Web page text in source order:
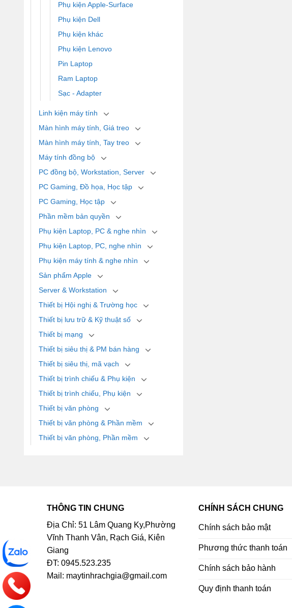
Phụ kiện Apple-Surface
Phụ kiện Dell
Phụ kiện khác
Phụ kiện Lenovo
Pin Laptop
Ram Laptop
Sạc - Adapter
Linh kiện máy tính
Màn hình máy tính, Giá treo
Màn hình máy tính, Tay treo
Máy tính đồng bộ
PC đồng bộ, Workstation, Server
PC Gaming, Đồ họa, Học tập
PC Gaming, Học tập
Phần mềm bản quyền
Phụ kiện Laptop, PC & nghe nhìn
Phụ kiện Laptop, PC, nghe nhìn
Phụ kiện máy tính & nghe nhìn
Sản phẩm Apple
Server & Workstation
Thiết bị Hội nghị & Trường học
Thiết bị lưu trữ & Kỹ thuật số
Thiết bị mạng
Thiết bị siêu thị & PM bán hàng
Thiết bị siêu thị, mã vạch
Thiết bị trình chiếu & Phụ kiện
Thiết bị trình chiếu, Phụ kiện
Thiết bị văn phòng
Thiết bị văn phòng & Phần mềm
Thiết bị văn phòng, Phần mềm
THÔNG TIN CHUNG
Địa Chỉ: 51 Lâm Quang Ky,Phường
Vĩnh Thanh Vân, Rạch Giá, Kiên
Giang
ĐT: 0945.523.235
Mail: maytinhrachgia@gmail.com
CHÍNH SÁCH CHUNG
Chính sách bảo mật
Phương thức thanh toán
Chính sách bảo hành
Quy định thanh toán